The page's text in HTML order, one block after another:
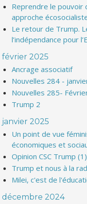
Reprendre le pouvoir
approche
Le retour de Trump.
l’indépendance pour
février 2025
Ancrage associatif
Nouvelles 284 -
Nouvelles 285-
Trump 2
janvier 2025
Un point de vue
économiques et
Opinion CSC Trump (1)
Trump et nous à la
Milei, c'est de
décembre 2024